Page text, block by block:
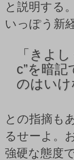
と説明する。
いっぽう新
「 きよ
c”を暗
のはいけ
との指摘も
るせーよ。
強硬な態度